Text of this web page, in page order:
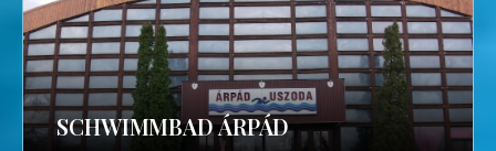
SCHWIMMBAD ÁRPÁD